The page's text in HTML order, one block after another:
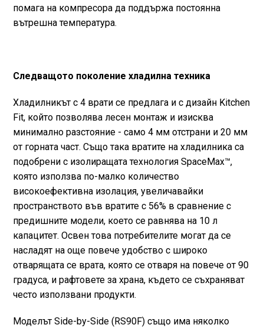
помага на компресора да поддържа постоянна
вътрешна температура.
Следващото поколение хладилна техника
Хладилникът с 4 врати се предлага и с дизайн Kitchen
Fit, който позволява лесен монтаж и изисква
минимално разстояние - само 4 мм отстрани и 20 мм
от горната част. Също така вратите на хладилника са
подобрени с изолиращата технология SpaceMax™,
която използва по-малко количество
високоефективна изолация, увеличавайки
пространството във вратите с 56% в сравнение с
предишните модели, което се равнява на 10 л
капацитет. Освен това потребителите могат да се
насладят на още повече удобство с широко
отварящата се врата, която се отваря на повече от 90
градуса, и рафтовете за храна, където се съхраняват
често използвани продукти.
Моделът Side-by-Side (RS90F) също има няколко